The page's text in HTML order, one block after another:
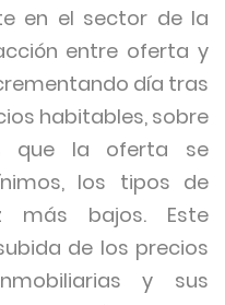
en el sector de la
entre oferta y
día tras
habitables, sobre
que la oferta se
los tipos de
más bajos. Este
de los precios
y sus